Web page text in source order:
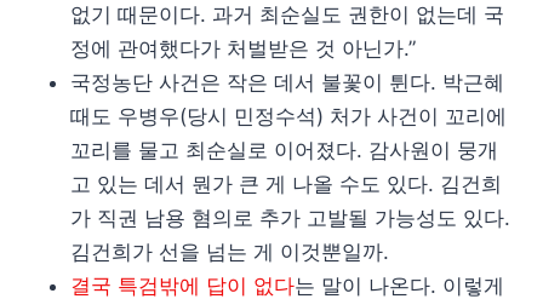
없기 때문이다. 과거 최순실도 권한이 없는데 국
정에 관여했다가 처벌받은 것 아닌가.”
국정농단 사건은 작은 데서 불꽃이 튄다. 박근혜
때도 우병우(당시 민정수석) 처가 사건이 꼬리에
꼬리를 물고 최순실로 이어졌다. 감사원이 뭉개
고 있는 데서 뭔가 큰 게 나올 수도 있다. 김건희
가 직권 남용 혐의로 추가 고발될 가능성도 있다.
김건희가 선을 넘는 게 이것뿐일까.
결국 특검밖에 답이 없다는 말이 나온다. 이렇게